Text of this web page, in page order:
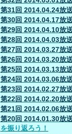
第31回 2014.04.24放
第30回 2014.04.17放
第29回 2014.04.10放
第28回 2014.04.03放
第27回 2014.03.27放
第26回 2014.03.20放
第25回 2014.03.13放
第24回 2014.03.06放
第23回 2014.02.27放
第22回 2014.02.20放
第21回 2014.02.06放
第20回 2014.01.30放
を振り返ろう！